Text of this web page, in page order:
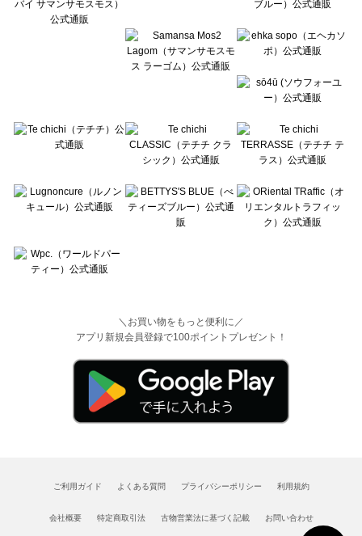
Wpc.（ワールドパーティー）の一覧
＼お買い物をもっと便利に／
アプリ新規会員登録で100ポイントプレゼント！
ご利用ガイド よくある質問 プライバシーポリシー 利用規約
会社概要 特定商取引法 古物営業法に基づく記載 お問い合わせ